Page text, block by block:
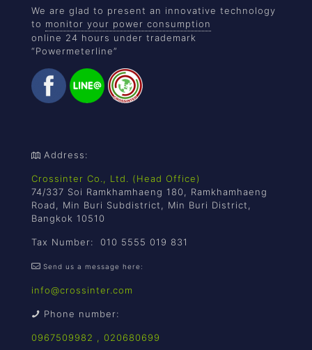
We are glad to present an innovative technology
to monitor your power consumption
online 24 hours under trademark
“Powermeterline”
Address:
Crossinter Co., Ltd. (Head Office)
74/337 Soi Ramkhamhaeng 180, Ramkhamhaeng
Road, Min Buri Subdistrict, Min Buri District,
Bangkok 10510
Tax Number: 010 5555 019 831
Send us a message here:
info@crossinter.com
Phone number:
0967509982 020680699